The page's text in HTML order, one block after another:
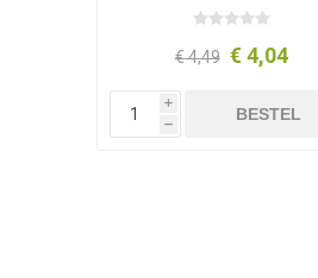
€ 4,49 € 4,04
i
h
BESTEL